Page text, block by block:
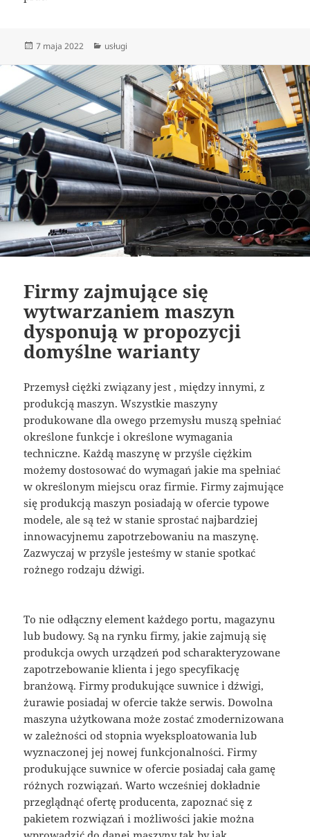
Data
7 maja 2022 Kategorie
usługi
Firmy zajmujące się
wytwarzaniem maszyn
dysponują w propozycji
domyślne warianty
Przemysł ciężki związany jest , między innymi, z
produkcją maszyn. Wszystkie maszyny
produkowane dla owego przemysłu muszą spełniać
określone funkcje i określone wymagania
techniczne. Każdą maszynę w przyśle ciężkim
możemy dostosować do wymagań jakie ma spełniać
w określonym miejscu oraz firmie. Firmy zajmujące
się produkcją maszyn posiadają w ofercie typowe
modele, ale są też w stanie sprostać najbardziej
innowacyjnemu zapotrzebowaniu na maszynę.
Zazwyczaj w przyśle jesteśmy w stanie spotkać
rożnego rodzaju dźwigi.
To nie odłączny element każdego portu, magazynu
lub budowy. Są na rynku firmy, jakie zajmują się
produkcja owych urządzeń pod scharakteryzowane
zapotrzebowanie klienta i jego specyfikację
branżową. Firmy produkujące suwnice i dźwigi,
żurawie posiadaj w ofercie także serwis. Dowolna
maszyna użytkowana może zostać zmodernizowana
w zależności od stopnia wyeksploatowania lub
wyznaczonej jej nowej funkcjonalności. Firmy
produkujące suwnice w ofercie posiadaj cała gamę
różnych rozwiązań. Warto wcześniej dokładnie
przeglądnąć ofertę producenta, zapoznać się z
pakietem rozwiązań i możliwości jakie można